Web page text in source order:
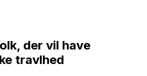
der vil have
travlhed